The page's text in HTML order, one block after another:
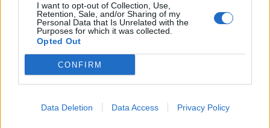
I want to opt-out of Collection, Use,
Retention, Sale, and/or Sharing of my
Personal Data that Is Unrelated with the
Purposes for which it was collected.
Opted Out
CONFIRM
Data Deletion Data Access Privacy Policy
2